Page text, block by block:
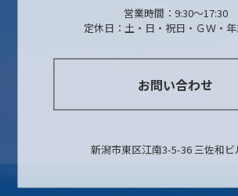
営業時間：9:30～17:30
定休日：土・日・祝日・ＧＷ・
お問い合わせ
新潟市東区江南3-5-36 三佐和ビ